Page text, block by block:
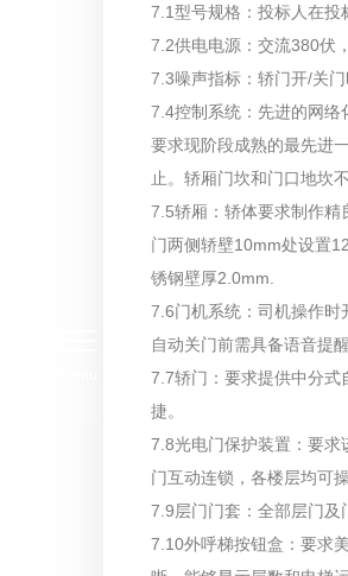
7.1型号规格：投标人在投
7.2供电电源：交流380伏
7.3噪声指标：轿门开/关门
7.4控制系统：先进的网络
要求现阶段成熟的最先进
止。轿厢门坎和门口地坎
7.5轿厢：轿体要求制作精
门两侧轿壁10mm处设置
锈钢壁厚2.0mm.
7.6门机系统：司机操作时
自动关门前需具备语音提
7.7轿门：要求提供中分式
捷。
7.8光电门保护装置：要求
门互动连锁，各楼层均可
7.9层门门套：全部层门及
7.10外呼梯按钮盒：要求